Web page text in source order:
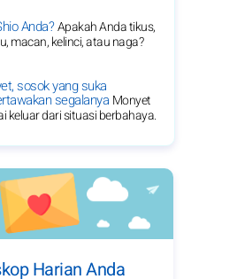
Anda?Apakah Anda tikus,
macan, kelinci, atau naga?
sosok yang suka
segalanya Monyet
keluar dari situasi berbahaya.
Harian Anda